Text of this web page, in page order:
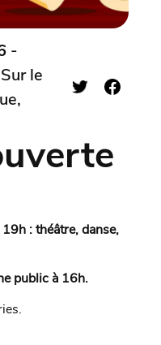
-
le
: théâtre, danse,
public à 16h.